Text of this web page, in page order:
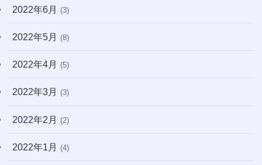
2022年6月 (3)
2022年5月 (8)
2022年4月 (5)
2022年3月 (3)
2022年2月 (2)
2022年1月 (4)